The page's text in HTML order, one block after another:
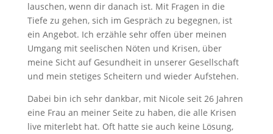
lauschen, wenn dir danach ist. Mit Fragen in die
Tiefe zu gehen, sich im Gespräch zu begegnen, ist
ein Angebot. Ich erzähle sehr offen über meinen
Umgang mit seelischen Nöten und Krisen, über
meine Sicht auf Gesundheit in unserer Gesellschaft
und mein stetiges Scheitern und wieder Aufstehen.
Dabei bin ich sehr dankbar, mit Nicole seit 26 Jahren
eine Frau an meiner Seite zu haben, die alle Krisen
live miterlebt hat. Oft hatte sie auch keine Lösung,